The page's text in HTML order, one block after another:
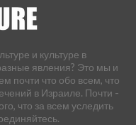
и культуре в
явления? Это мы и
почти что обо всем, что
в Израиле. Почти -
что за всем уследить